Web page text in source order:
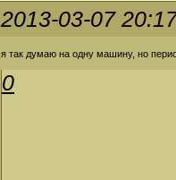
2013-03-07
я так думаю на одну машину, но
0